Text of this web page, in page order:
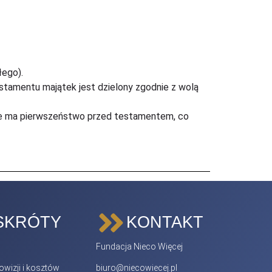
majątek jest dzielony zgodnie z wolą
ma pierwszeństwo przed testamentem, co
i kosztów
KONTAKT
Fundacja Nieco Więcej
biuro@niecowiecej.pl